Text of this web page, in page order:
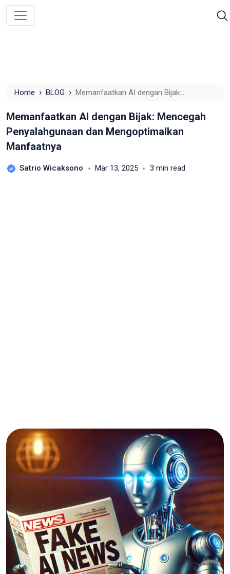
Home › BLOG › Memanfaatkan AI dengan Bijak:
Manfaatnya
Memanfaatkan AI dengan Bijak: Mencegah
Penyalahgunaan dan Mengoptimalkan
Manfaatnya
Satrio Wicaksono Mar 13, 2025 3 min read